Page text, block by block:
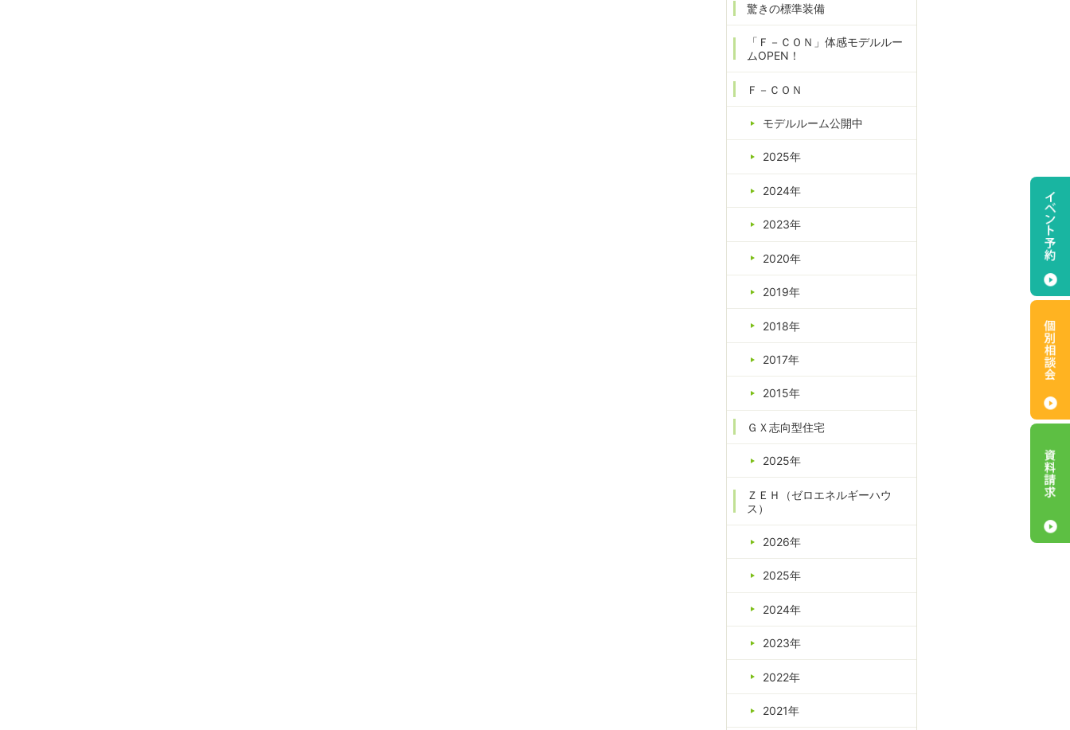
驚きの標準装備
「Ｆ－ＣＯＮ」体感モデルルー
ムOPEN！
Ｆ－ＣＯＮ
モデルルーム公開中
2025年
2024年
2023年
2020年
2019年
2018年
2017年
2015年
ＧＸ志向型住宅
2025年
ＺＥＨ（ゼロエネルギーハウ
ス）
2026年
2025年
2024年
2023年
2022年
2021年